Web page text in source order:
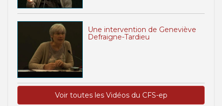
Une intervention de Geneviève
Defraigne-Tardieu
Voir toutes les Vidéos du CFS-ep